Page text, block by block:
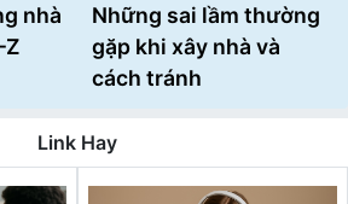
nhà
Những sai lầm thường
gặp khi xây nhà và
cách tránh
Link Hay